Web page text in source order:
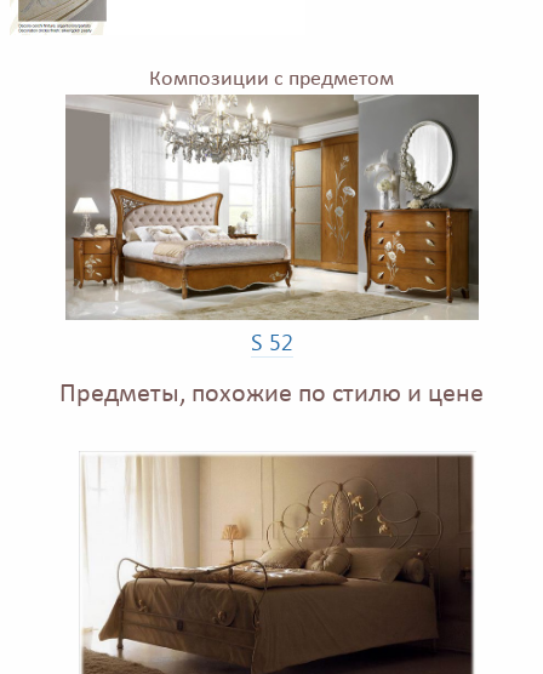
Композиции с предметом
S 52
Предметы, похожие по стилю и цене